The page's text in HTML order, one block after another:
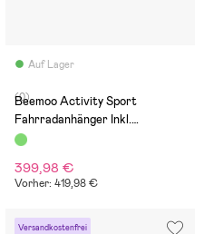
Auf Lager
(0)
Beemoo Activity Sport
Fahrradanhänger Inkl.
Regenschutz, Green
399,98 €
Vorher: 419,98 €
Versandkostenfrei